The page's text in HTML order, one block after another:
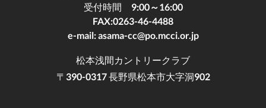
受付時間 9:00～16:00
FAX:0263-46-4488
e-mail:asama-cc@po.mcci.or.jp
松本浅間カントリークラブ
〒390-0317 長野県松本市大字洞902